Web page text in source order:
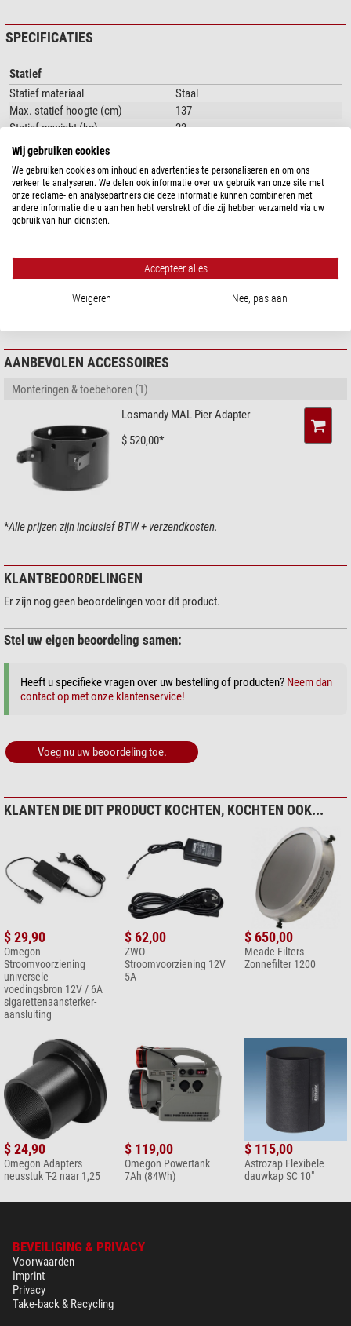
De Meade Giant Field Tripod wordt geleverd met de Meade 12" en 14" LX200-
SPECIFICATIES
Statief
Statief materiaal
Staal
Max. statief hoogte (cm)
137
Statief gewicht (kg)
23
Min. statiefhoogte (cm)
Algemeen
Kleur
zwart
Fabrikant:Meade Acquisition Corp. / Sea Freight, 89 Hangar Way, CA
95076 Watsonville, US,
Verantwoordelijke persoon:
NIMAX GmbH, Otto-Lilienthal-Str. 9, 86899
AANBEVOLEN ACCESSOIRES
Monteringen & toebehoren (1)
Losmandy MAL Pier Adapter
$ 520,00*
*Alle prijzen zijn inclusief BTW + verzendkosten.
KLANTBEOORDELINGEN
Er zijn nog geen beoordelingen voor dit product.
Stel uw eigen beoordeling samen:
Heeft u specifieke vragen over uw bestelling of producten? Neem dan
contact op met onze klantenservice!
Voeg nu uw beoordeling toe.
KLANTEN DIE DIT PRODUCT KOCHTEN, KOCHTEN OOK...
$ 29,90
Omegon
Stroomvoorziening
universele
voedingsbron 12V / 6A
sigarettenaansterker-
aansluiting
$ 62,00
ZWO
Stroomvoorziening 12V
5A
$ 650,00
Meade Filters
Zonnefilter 1200
$ 24,90
Omegon Adapters
neusstuk T-2 naar 1,25
$ 119,00
Omegon Powertank
7Ah (84Wh)
$ 115,00
Astrozap Flexibele
dauwkap SC 10"
BEVEILIGING & PRIVACY
Voorwaarden
Imprint
Privacy
Take-back & Recycling
Wij gebruiken cookies
We gebruiken cookies om inhoud en advertenties te personaliseren en om ons
verkeer te analyseren. We delen ook informatie over uw gebruik van onze site met
onze reclame- en analysepartners die deze informatie kunnen combineren met
andere informatie die u aan hen hebt verstrekt of die zij hebben verzameld via uw
gebruik van hun diensten.
Accepteer alles
Weigeren Nee, pas aan